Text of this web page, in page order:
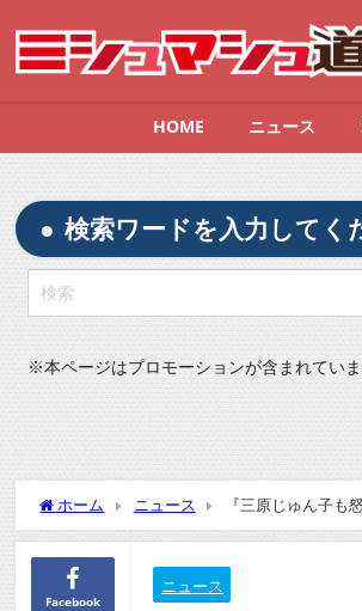
HOME ニュース
検索ワードを入力してく
※本ページはプロモーションが含まれてい
ホーム ニュース
『三原じゅん子
Twitterの反応
Facebook
ニュース